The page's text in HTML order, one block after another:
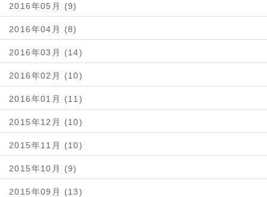
2016年05月 (9)
2016年04月 (8)
2016年03月 (14)
2016年02月 (10)
2016年01月 (11)
2015年12月 (10)
2015年11月 (10)
2015年10月 (9)
2015年09月 (13)